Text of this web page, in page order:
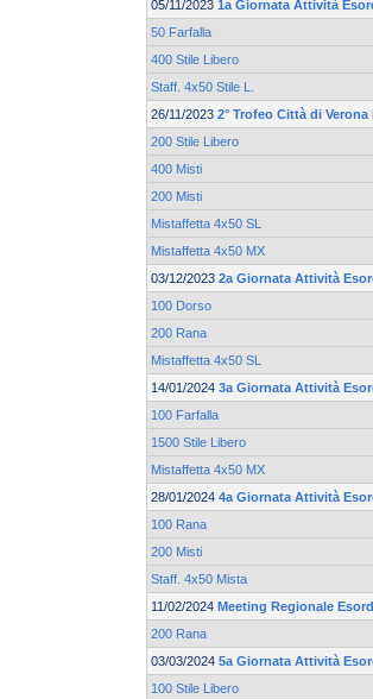
05/11/2023 1a Giornata Attività
50 Farfalla
400 Stile Libero
Staff. 4x50 Stile L.
26/11/2023 2° Trofeo Città di
200 Stile Libero
400 Misti
200 Misti
Mistaffetta 4x50 SL
Mistaffetta 4x50 MX
03/12/2023 2a Giornata Attività
100 Dorso
200 Rana
Mistaffetta 4x50 SL
14/01/2024 3a Giornata Attività
100 Farfalla
1500 Stile Libero
Mistaffetta 4x50 MX
28/01/2024 4a Giornata Attività
100 Rana
200 Misti
Staff. 4x50 Mista
11/02/2024 Meeting Regionale
200 Rana
03/03/2024 5a Giornata Attività
100 Stile Libero